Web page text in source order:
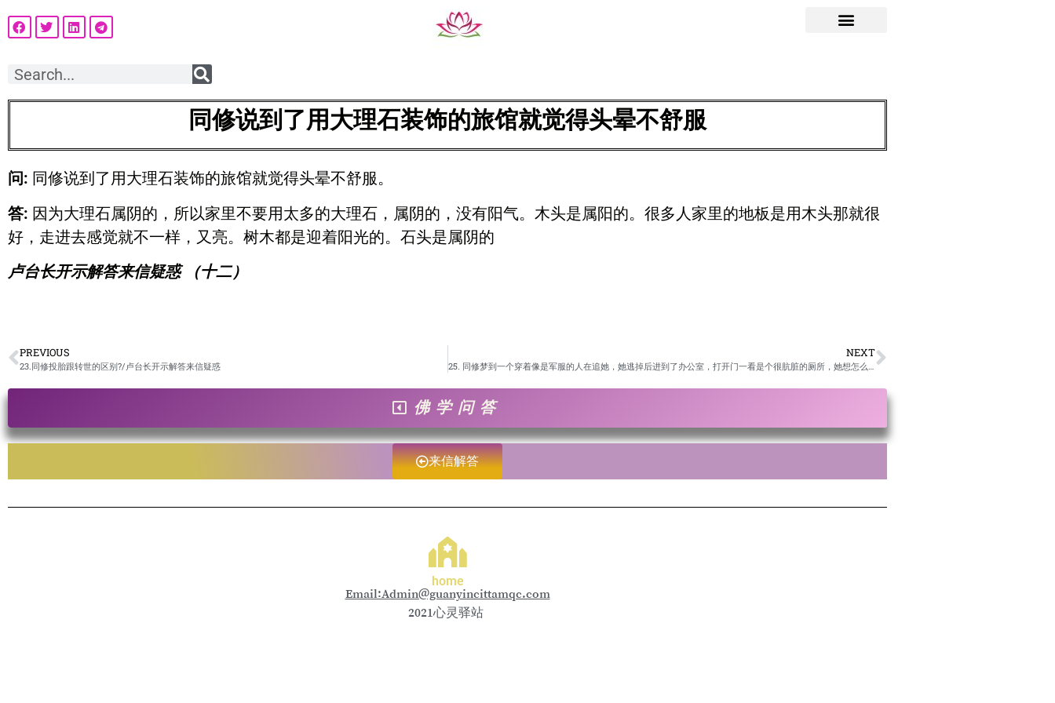
同修说到了用大理石装饰的旅馆就觉得头晕不舒服
问: 同修说到了用大理石装饰的旅馆就觉得头晕不舒服。
答: 因为大理石属阴的，所以家里不要用太多的大理石，属阴的，没有阳气。木头是属阳的。很多人家里的地板是用木头那就很
好，走进去感觉就不一样，又亮。树木都是迎着阳光的。石头是属阴的
卢台长开示解答来信疑惑 （十二）
PREVIOUS
23.同修投胎跟转世的区别?/卢台长开示解答来信疑惑
NEXT
佛学问答
来信解答
home
Email:Admin@guanyincittamqc.com
2021心灵驿站